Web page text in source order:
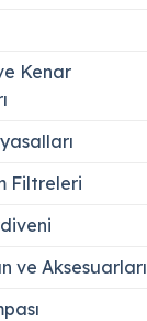
Kenar
Filtreleri
ve Aksesuarları